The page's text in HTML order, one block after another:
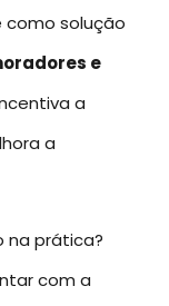
como solução
e
a
a
na prática?
com a